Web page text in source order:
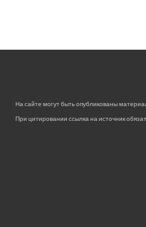
На сайте могут быть опубликованы
При цитировании ссылка на источник